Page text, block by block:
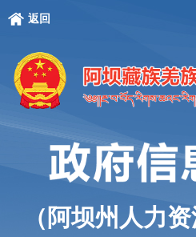
返回
（阿坝州人力